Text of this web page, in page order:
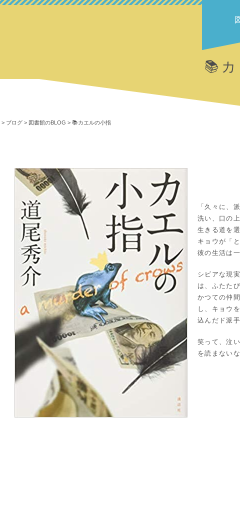
📚
> ブログ > 図書館のBLOG > 📚カエルの小指
「久々に、
洗い、口の
生きる道を
キョウが「
彼の生活は一
シビアな現
は、ふたた
かつての仲
し、キョウ
込んだド派
笑って、泣
を読まない